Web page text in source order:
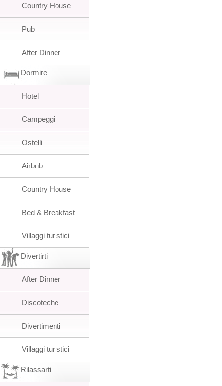
Country House
Pub
After Dinner
Dormire
Hotel
Campeggi
Ostelli
Airbnb
Country House
Bed & Breakfast
Villaggi turistici
Divertirti
After Dinner
Discoteche
Divertimenti
Villaggi turistici
Rilassarti